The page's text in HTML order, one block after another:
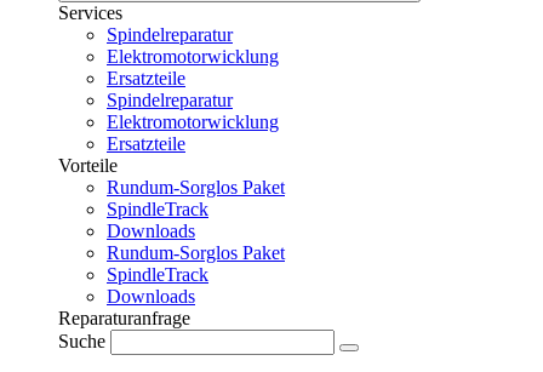
Services
Spindelreparatur
Elektromotorwicklung
Ersatzteile
Spindelreparatur
Elektromotorwicklung
Ersatzteile
Vorteile
Rundum-Sorglos Paket
SpindleTrack
Downloads
Rundum-Sorglos Paket
SpindleTrack
Downloads
Reparaturanfrage
Suche